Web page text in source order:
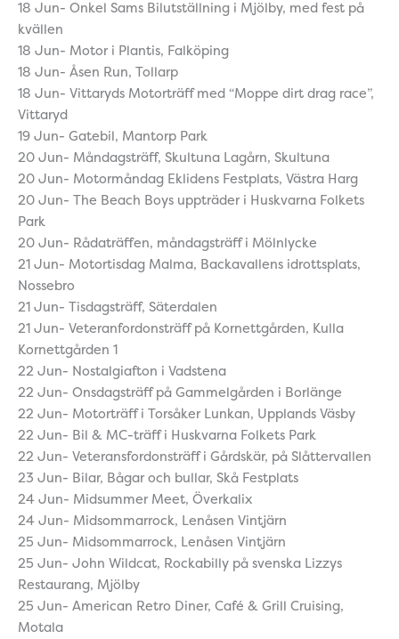
18 Jun- Onkel Sams Bilutställning i Mjölby, med fest på
kvällen
18 Jun- Motor i Plantis, Falköping
18 Jun- Åsen Run, Tollarp
18 Jun- Vittaryds Motorträff med “Moppe dirt drag race”,
Vittaryd
19 Jun- Gatebil, Mantorp Park
20 Jun- Måndagsträff, Skultuna Lagårn, Skultuna
20 Jun- Motormåndag Eklidens Festplats, Västra Harg
20 Jun- The Beach Boys uppträder i Huskvarna Folkets
Park
20 Jun- Rådaträffen, måndagsträff i Mölnlycke
21 Jun- Motortisdag Malma, Backavallens idrottsplats,
Nossebro
21 Jun- Tisdagsträff, Säterdalen
21 Jun- Veteranfordonsträff på Kornettgården, Kulla
Kornettgården 1
22 Jun- Nostalgiafton i Vadstena
22 Jun- Onsdagsträff på Gammelgården i Borlänge
22 Jun- Motorträff i Torsåker Lunkan, Upplands Väsby
22 Jun- Bil & MC-träff i Huskvarna Folkets Park
22 Jun- Veteransfordonsträff i Gårdskär, på Slåttervallen
23 Jun- Bilar, Bågar och bullar, Skå Festplats
24 Jun- Midsummer Meet, Överkalix
24 Jun- Midsommarrock, Lenåsen Vintjärn
25 Jun- Midsommarrock, Lenåsen Vintjärn
25 Jun- John Wildcat, Rockabilly på svenska Lizzys
Restaurang, Mjölby
25 Jun- American Retro Diner, Café & Grill Cruising,
Motala